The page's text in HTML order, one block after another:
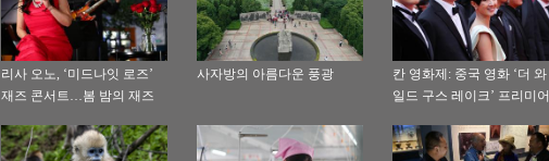
리사 오노, ‘미드나잇 로즈’
재즈 콘서트…봄 밤의 재즈
사자방의 아름다운 풍광
칸 영화제: 중국 영화 ‘더 와
일드 구스 레이크’ 프리미어